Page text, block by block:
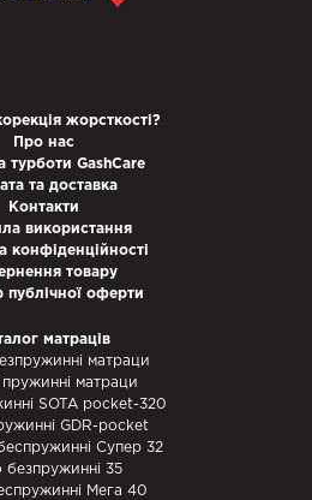
жорсткості?
Про нас
турботи GashCare
та доставка
Контакти
використання
конфіденційності
товару
публічної оферти
матраців
матраци
пружинні матраци
SOTA pocket-320
GDR-pocket
Супер 32
безпружинні 35
Мега 40